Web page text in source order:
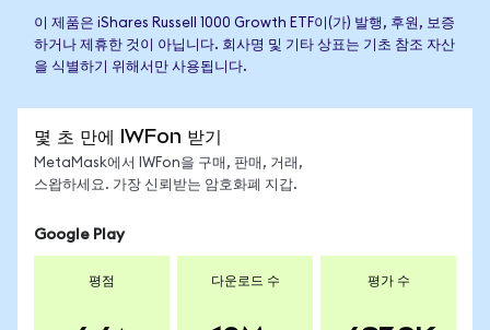
이 제품은 iShares Russell 1000 Growth ETF이(가) 발행, 후원, 보증
하거나 제휴한 것이 아닙니다. 회사명 및 기타 상표는 기초 참조 자산
을 식별하기 위해서만 사용됩니다.
몇 초 만에 IWFon 받기
MetaMask에서 IWFon을 구매, 판매, 거래,
스왑하세요. 가장 신뢰받는 암호화폐 지갑.
Google Play
평점 다운로드 수 평가 수